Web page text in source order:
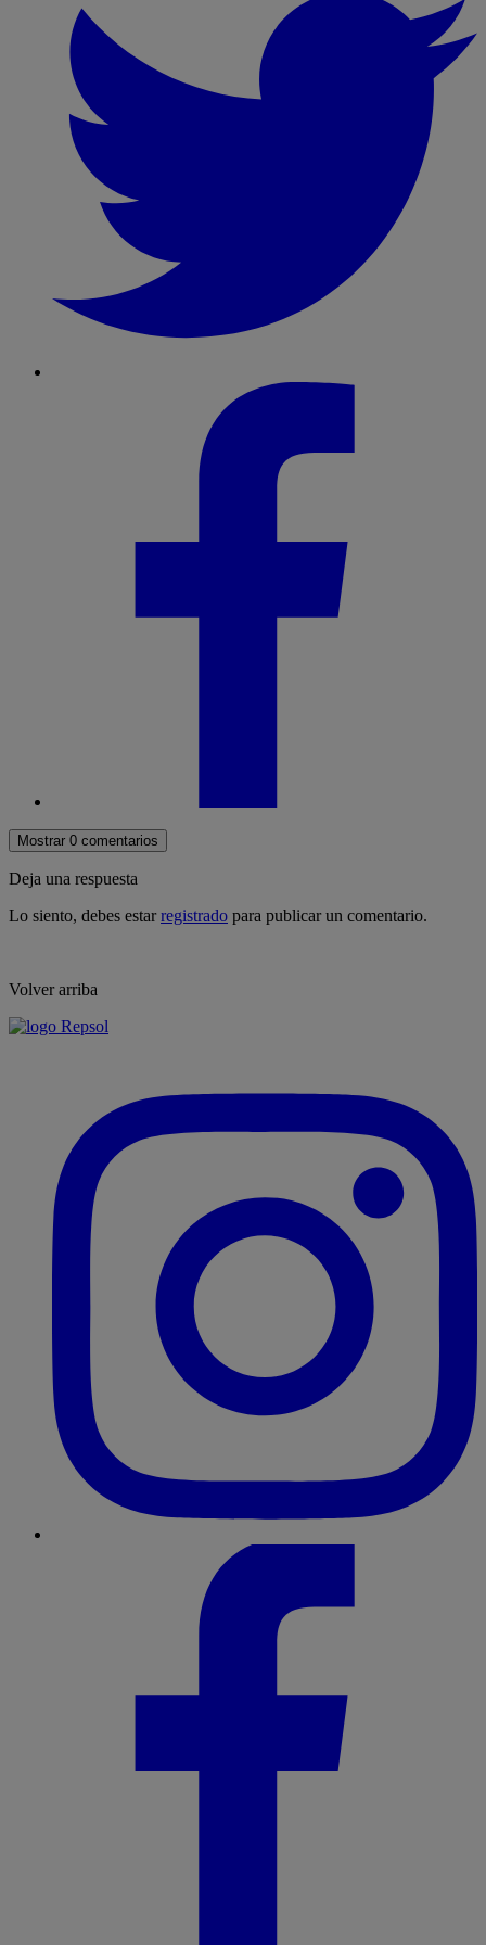
Mostrar 0 comentarios
Deja una respuesta
Lo siento, debes estarregistrado para publicar un comentario.
Volver arriba